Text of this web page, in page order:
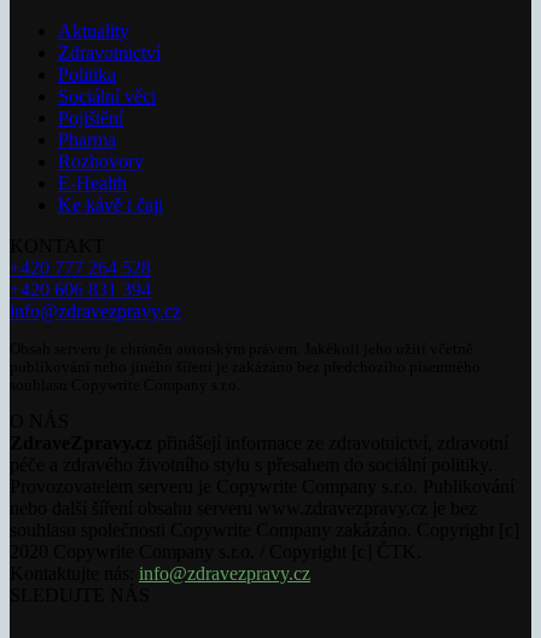
Aktuality
Zdravotnictví
Politika
Sociální věci
Pojištění
Pharma
Rozhovory
E-Health
Ke kávě i čaji
+420 777 264 528
+420 606 831 394
info@zdravezpravy.cz
info@zdravezpravy.cz